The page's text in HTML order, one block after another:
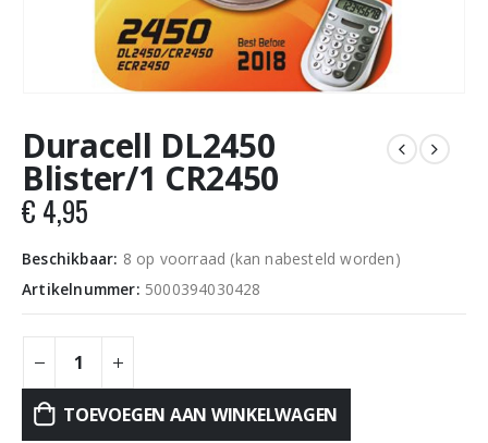
Duracell DL2450
Blister/1 CR2450
€ 4,95
Beschikbaar: 8 op voorraad (kan nabesteld worden)
Artikelnummer: 5000394030428
TOEVOEGEN AAN WINKELWAGEN